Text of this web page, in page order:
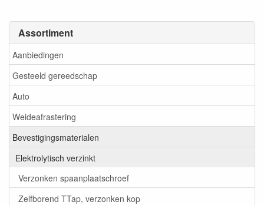
Assortiment
Aanbiedingen
Gesteeld gereedschap
Auto
Weideafrastering
Bevestigingsmaterialen
Elektrolytisch verzinkt
Verzonken spaanplaatschroef
Zelfborend TTap, verzonken kop